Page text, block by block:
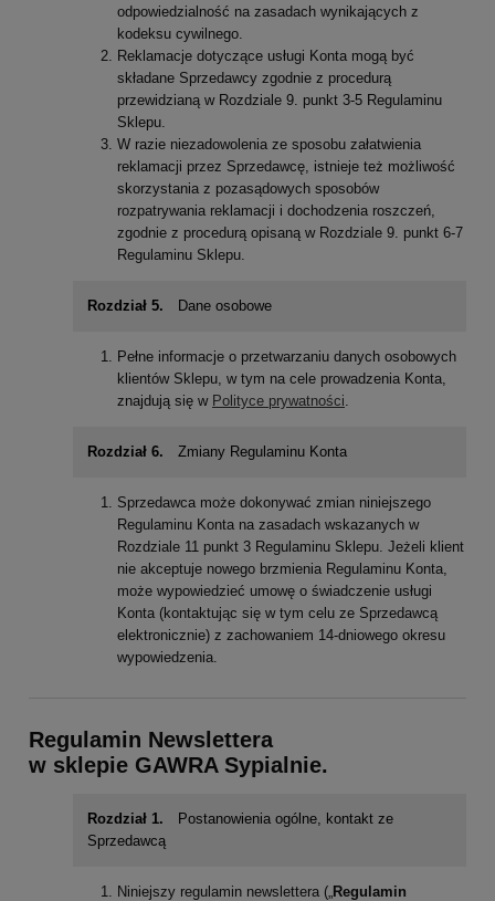
odpowiedzialność na zasadach wynikających z
kodeksu cywilnego.
Reklamacje dotyczące usługi Konta mogą być
składane Sprzedawcy zgodnie z procedurą
przewidzianą w Rozdziale 9. punkt 3-5 Regulaminu
Sklepu.
W razie niezadowolenia ze sposobu załatwienia
reklamacji przez Sprzedawcę, istnieje też możliwość
skorzystania z pozasądowych sposobów
rozpatrywania reklamacji i dochodzenia roszczeń,
zgodnie z procedurą opisaną w Rozdziale 9. punkt 6-7
Regulaminu Sklepu.
Rozdział 5. Dane osobowe
Pełne informacje o przetwarzaniu danych osobowych
klientów Sklepu, w tym na cele prowadzenia Konta,
znajdują się w Polityce prywatności.
Rozdział 6. Zmiany Regulaminu Konta
Sprzedawca może dokonywać zmian niniejszego
Regulaminu Konta na zasadach wskazanych w
Rozdziale 11 punkt 3 Regulaminu Sklepu. Jeżeli klient
nie akceptuje nowego brzmienia Regulaminu Konta,
może wypowiedzieć umowę o świadczenie usługi
Konta (kontaktując się w tym celu ze Sprzedawcą
elektronicznie) z zachowaniem 14-dniowego okresu
wypowiedzenia.
Regulamin Newslettera
w sklepie GAWRA Sypialnie.
Rozdział 1.
Postanowienia ogólne, kontakt ze
Sprzedawcą
Niniejszy regulamin newslettera („ Regulamin